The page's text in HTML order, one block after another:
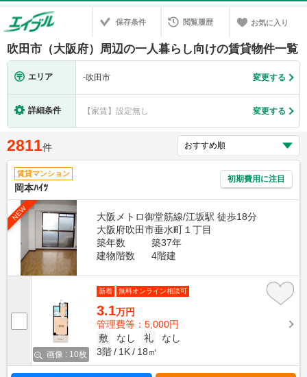
保存条件 閲覧履歴 お気に入り
吹田市（大阪府）周辺の一人暮らし向けの賃貸物件一覧
エリア -吹田市 変更する
詳細条件 【家賃】設定無し 変更する
2811件
賃貸マンション
岡本ﾊｲﾂ
初期費用に注目
NEW
大阪メトロ御堂筋線/江坂駅 徒歩18分
大阪府吹田市垂水町１丁目
築年数
築37年
建物階数
4階建
画像 : 10枚
新着 無料オンライン相談可
3.1万円
管理費等：5,000円
敷
なし 礼
なし
3階
1K 18㎡